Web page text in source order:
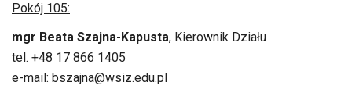
Pokój 105:
mgr Beata Szajna-Kapusta, Kierownik Działu
tel. +48 17 866 1405
e-mail: bszajna@wsiz.edu.pl